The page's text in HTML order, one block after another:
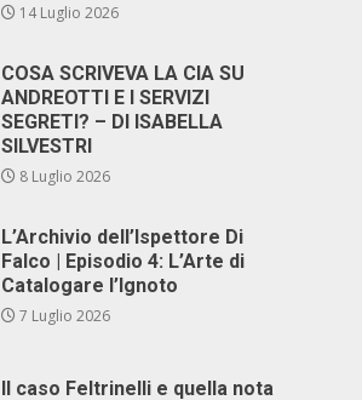
14 Luglio 2026
COSA SCRIVEVA LA CIA SU
ANDREOTTI E I SERVIZI
SEGRETI? – DI ISABELLA
SILVESTRI
8 Luglio 2026
L’Archivio dell’Ispettore Di
Falco | Episodio 4: L’Arte di
Catalogare l’Ignoto
7 Luglio 2026
Il caso Feltrinelli e quella nota